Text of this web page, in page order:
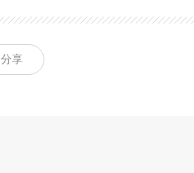
分享